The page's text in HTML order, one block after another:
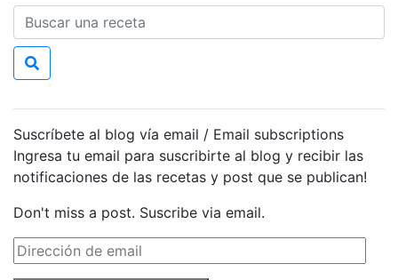
Suscríbete al blog vía email / Email subscriptions
Ingresa tu email para suscribirte al blog y recibir las
notificaciones de las recetas y post que se publican!
Don't miss a post. Suscribe via email.
Dirección
de